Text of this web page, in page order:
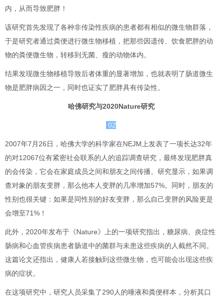
内，从而导致肥胖！
该研究首先发现了各种非传染性疾病的患者都有相似的微生物群落，
于是研究者通过粪便进行微生物移植，把那些因遗传、饮食肥胖的动
物的粪便微生物，转移到无菌、瘦的动物体内。
结果发现微生物移植导致后者体重的显著增加，也就表明了肠道微生
物是肥胖病因之一，同时也证实了肥胖具有传染性。
哈佛研究与2020Nature研究
02
2007年7月26日，哈佛大学的科学家在NEJM上发表了一项长达32年
的对12067位有紧密社会联系的人的追踪调查研究，最终发现肥胖真
的会传染，它会在家庭成员之间和朋友之间传播。研究显示，如果调
查对象的朋友变胖，那么他本人变胖的几率增加57%。同时，朋友的
性别也很关键：如果是同性别的好友变胖，那么自己变胖的风险更是
会增至71%！
此外，2020年发布于《Nature》上的一项研究指出，糖尿病、炎症性
肠病和心血管疾病患者肠道中的菌群与未患这些疾病的人截然不同。
这篇论文还指出，健康人若接触到这些微生物，也可能会出现这些疾
病的症状。
在这项研究中，研究人员采集了290人的唾液和粪便样本，分析其口